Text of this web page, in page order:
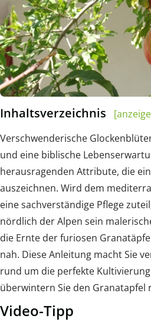
Inhaltsverzeichnis
Verschwenderische
und eine biblische
herausragenden Attribute, die
auszeichnen. Wird dem
eine sachverständige Pflege
nördlich der Alpen sein
die Ernte der furiosen
nah. Diese Anleitung macht Sie
rund um die perfekte
überwintern Sie den Granatapfel
Video-Tipp